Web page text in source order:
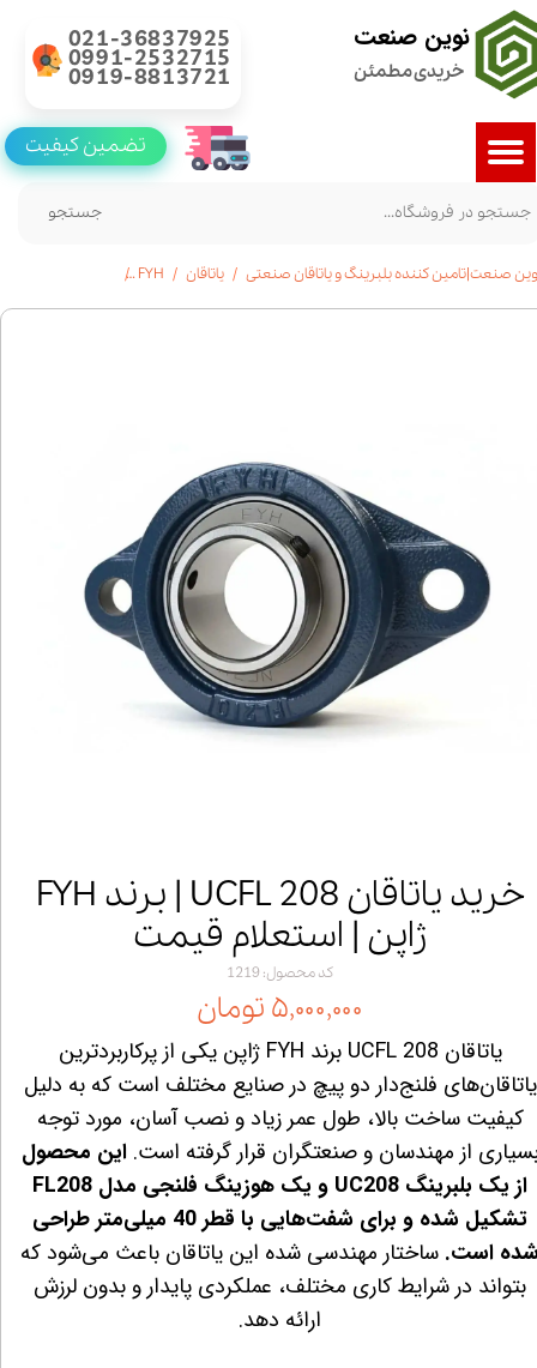
نوین صنعت
خریدی مطمئن
021-36837925
0991-2532715
0919-8813721
جستجو
تضمین کیفیت
صنعت|تامین کننده بلبرینگ و یاتاقان صنعتی یاتاقان FYH
خرید یاتاقان UCFL 208 | برند FYH
ژاپن | استعلام قیمت
کد محصول: 1219
۵,۰۰۰,۰۰۰ تومان
یاتاقان UCFL 208 برند FYH ژاپن یکی از پرکاربردترین
یاتاقان‌های فلنج‌دار دو پیچ در صنایع مختلف است که به دلیل
کیفیت ساخت بالا، طول عمر زیاد و نصب آسان، مورد توجه
از مهندسان و صنعتگران قرار گرفته است. این محصول
از یک بلبرینگ UC208 و یک هوزینگ فلنجی مدل FL208
تشکیل شده و برای شفت‌هایی با قطر 40 میلی‌متر طراحی
است. ساختار مهندسی شده این یاتاقان باعث می‌شود که
بتواند در شرایط کاری مختلف، عملکردی پایدار و بدون لرزش
ارائه دهد.